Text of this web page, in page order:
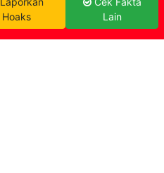
Hoaks
Lain